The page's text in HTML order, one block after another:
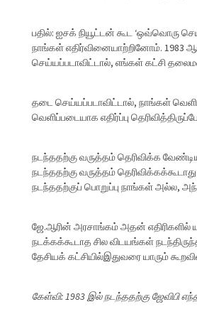
பதில்: ஐசக் நியூட்டன் கூட ‘ஒவ்வொரு
நாங்கள் எதிர்வினையாற்றினோம். 1983
செய்யப்படாவிட்டால், எங்கள் கட்சி
தடை செய்யப்படாவிட்டால், நாங்கள்
வெளிப்படையாக எதிர்ப்பு
நடந்ததற்கு வருத்தம் தெரிவிக்க
நடந்ததற்கு வருத்தம்
நடந்ததற்குப் பொறுப்பு நாங்கள் அல்ல,
ஜே.ஆரின் அரசாங்கம் அதன் எதிரிகளில்
நடக்கக்கூடாத சில விடயங்கள்
தேசியக் கட்சியில்இதுவரை யாரும்
கேள்வி: 1983 இல் நடந்ததற்கு ஜேவிபி